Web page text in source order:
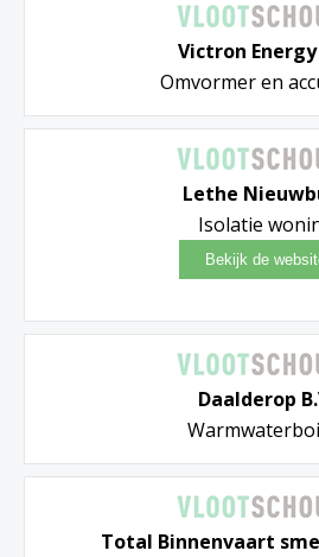
Victron Energy
Omvormer en
Lethe
Isolatie
Daalderop
Total Binnenvaart